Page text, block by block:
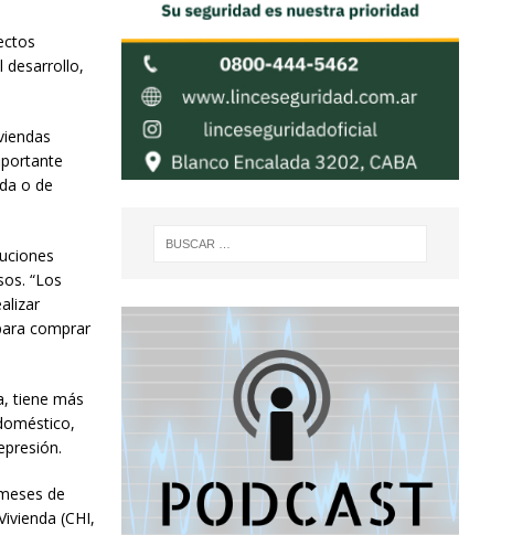
desarrollo,
o de
“Los
comprar
tiene más
de
(CHI,